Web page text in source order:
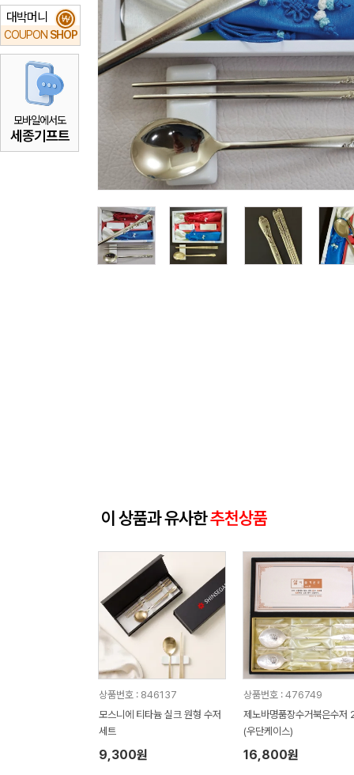
대박머니
COUPON SHOP
₩
모바일에서도
세종기프트
이 상품과 유사한추천상품
상품번호 : 846137
모스니에 티타늄 실크 원형 수저
세트
9,300원
상품번호 : 476749
제노바명품장수거북은수저
(우단케이스)
16,800원